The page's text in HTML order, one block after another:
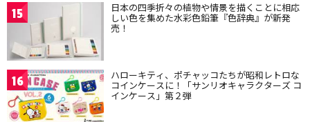
15 日本の四季折々の植物や情景を描くことに相応
しい色を集めた水彩色鉛筆『色辞典』が新発
売！
16 ハローキティ、ポチャッコたちが昭和レトロな
コインケースに！「サンリオキャラクターズ コ
インケース」第２弾